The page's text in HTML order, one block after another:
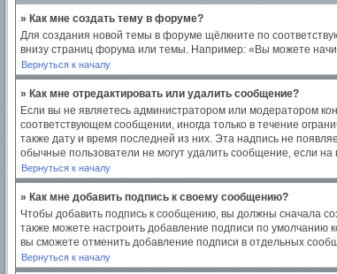
» Как мне создать тему в форуме?
Для создания новой темы в форуме щёлкните по
внизу страниц форума или темы. Например: «Вы можете
Вернуться к началу
» Как мне отредактировать или удалить сообщение?
Если вы не являетесь администратором или модератором
соответствующем сообщении, иногда только в течение
также дату и время последней из них. Эта надпись не
обычные пользователи не могут удалить сообщение, если на
Вернуться к началу
» Как мне добавить подпись к своему сообщению?
Чтобы добавить подпись к сообщению, вы должны сначала
также можете настроить добавление подписи по
вы сможете отменить добавление подписи в отдельных
Вернуться к началу